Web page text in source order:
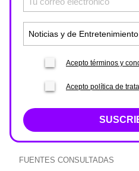
Acepto términos y
Acepto política de
FUENTES CONSULTADAS